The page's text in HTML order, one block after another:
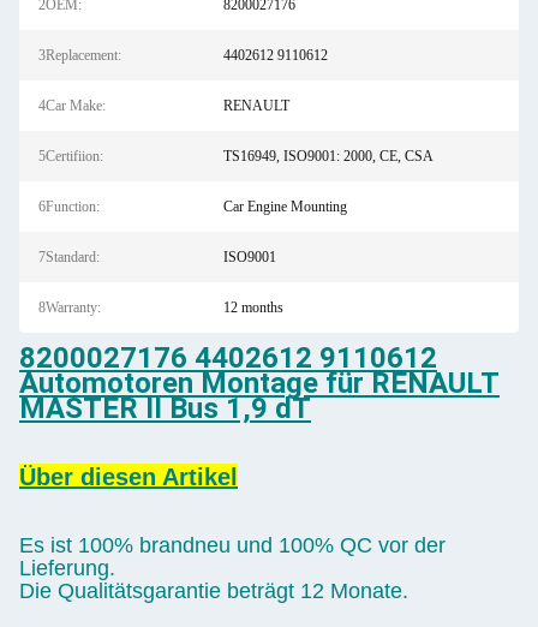
2OEM: 8200027176
3Replacement: 4402612 9110612
4Car Make: RENAULT
5Certifiion: TS16949, ISO9001: 2000, CE, CSA
6Function: Car Engine Mounting
7Standard: ISO9001
8Warranty: 12 months
8200027176 4402612 9110612
Automotoren Montage für RENAULT
MASTER II Bus 1,9 dT
Über diesen Artikel
Es ist 100% brandneu und 100% QC vor der
Lieferung.
Die Qualitätsgarantie beträgt 12 Monate.